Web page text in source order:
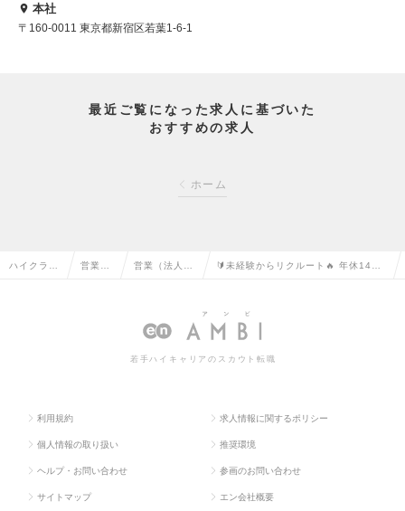
本社
〒160-0011 東京都新宿区若葉1-6-1
最近ご覧になった求人に基づいた
おすすめの求人
ホーム
ハイクラス 営業系 営業（法人向 🔰未経験からリクルート🔥 年休145
若手ハイキャリアのスカウト転職
利用規約 求人情報に関するポリシー
個人情報の取り扱い 推奨環境
ヘルプ・お問い合わせ 参画のお問い合わせ
サイトマップ エン会社概要